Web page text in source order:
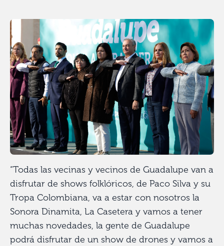
“Todas las vecinas y vecinos de Guadalupe van a
disfrutar de shows folklóricos, de Paco Silva y su
Tropa Colombiana, va a estar con nosotros la
Sonora Dinamita, La Casetera y vamos a tener
muchas novedades, la gente de Guadalupe
podrá disfrutar de un show de drones y vamos a